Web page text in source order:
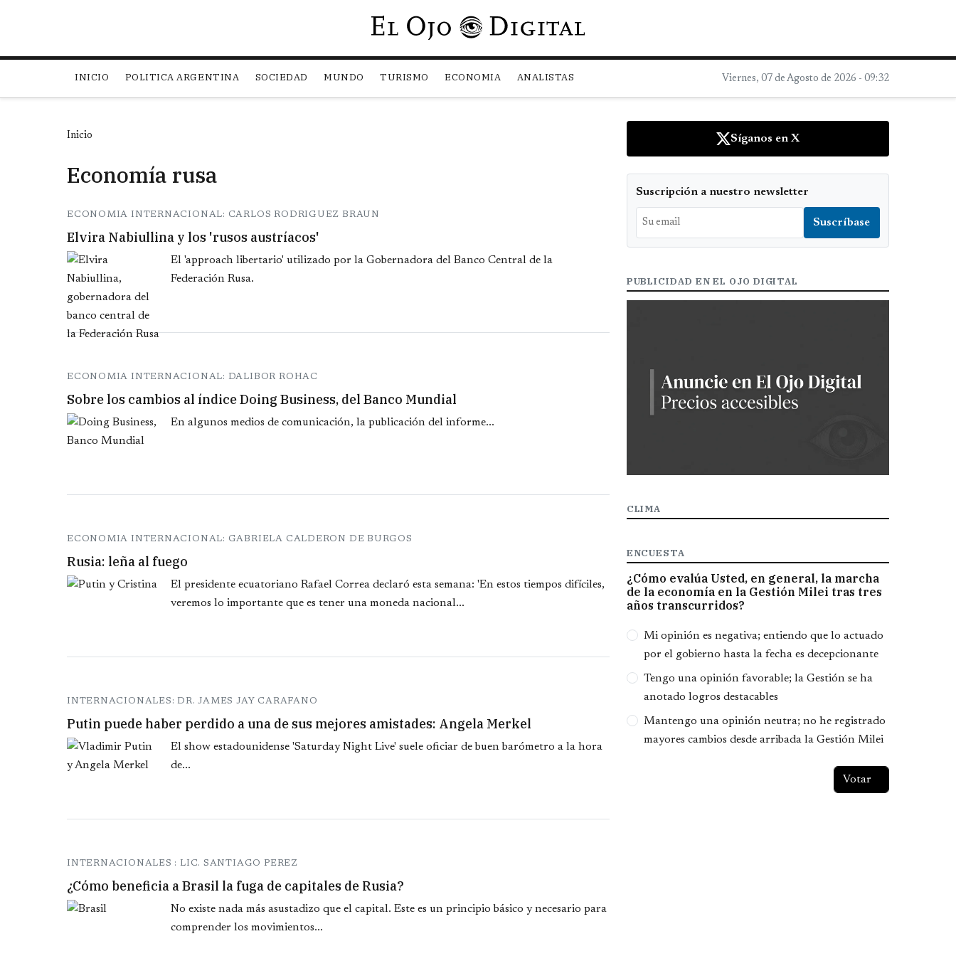
Pasar al contenido principal
INICIO POLITICA ARGENTINA SOCIEDAD MUNDO TURISMO ECONOMIA ANALISTAS Viernes, 07 de Agosto de 2026 - 09:32
Inicio
Economía rusa
ECONOMIA INTERNACIONAL: CARLOS RODRIGUEZ BRAUN
Elvira Nabiullina y los 'rusos austríacos'
El 'approach libertario' utilizado por la Gobernadora del Banco Central de la
Federación Rusa.
ECONOMIA INTERNACIONAL: DALIBOR ROHAC
Sobre los cambios al índice Doing Business, del Banco Mundial
En algunos medios de comunicación, la publicación del informe...
ECONOMIA INTERNACIONAL: GABRIELA CALDERON DE BURGOS
Rusia: leña al fuego
El presidente ecuatoriano Rafael Correa declaró esta semana: 'En estos tiempos difíciles,
veremos lo importante que es tener una moneda nacional...
INTERNACIONALES: DR. JAMES JAY CARAFANO
Putin puede haber perdido a una de sus mejores amistades: Angela Merkel
El show estadounidense 'Saturday Night Live' suele oficiar de buen barómetro a la hora
de...
INTERNACIONALES : LIC. SANTIAGO PEREZ
¿Cómo beneficia a Brasil la fuga de capitales de Rusia?
No existe nada más asustadizo que el capital. Este es un principio básico y necesario para
comprender los movimientos...
Síganos en X
Suscripción a nuestro newsletter
PUBLICIDAD EN EL OJO DIGITAL
CLIMA
ENCUESTA
¿Cómo evalúa Usted, en general, la marcha
de la economía en la Gestión Milei tras tres
años transcurridos?
Opciones
Mi opinión es negativa; entiendo que lo actuado
por el gobierno hasta la fecha es decepcionante
Tengo una opinión favorable; la Gestión se ha
anotado logros destacables
Mantengo una opinión neutra; no he registrado
mayores cambios desde arribada la Gestión Milei